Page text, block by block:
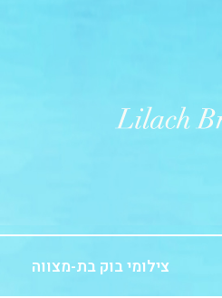
צילומי בוק בת-מצווה